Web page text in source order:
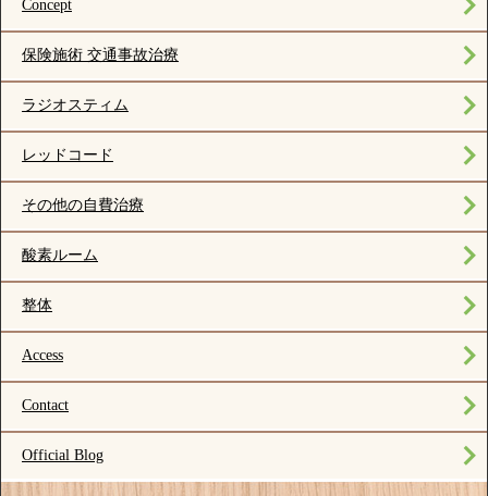
Concept
保険施術 交通事故治療
ラジオスティム
レッドコード
その他の自費治療
酸素ルーム
整体
Access
Contact
Official Blog